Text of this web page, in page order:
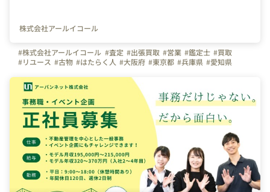
株式会社アールイコール
#株式会社アールイコール #査定 #出張買取 #営業 #鑑定士 #買取
#リユース #古物 #はたらく人 #大阪府 #東京都 #兵庫県 #愛知県
#写真で伝える会社の雰囲気
#自慢の福利厚生
#インセンティブ #研修制度 #出張買取スタッフ #買取スタッフ
#未経験歓迎 #社用車貸与 #お金のハナシ